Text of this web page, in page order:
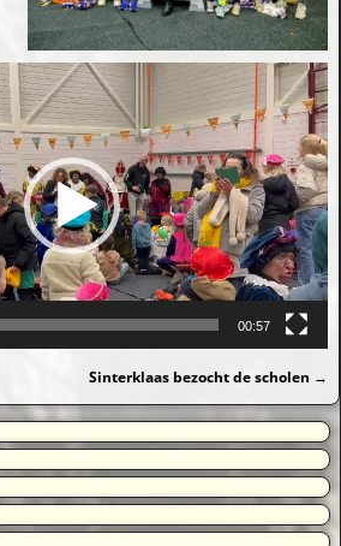
00:57
Sinterklaas bezocht de scholen →